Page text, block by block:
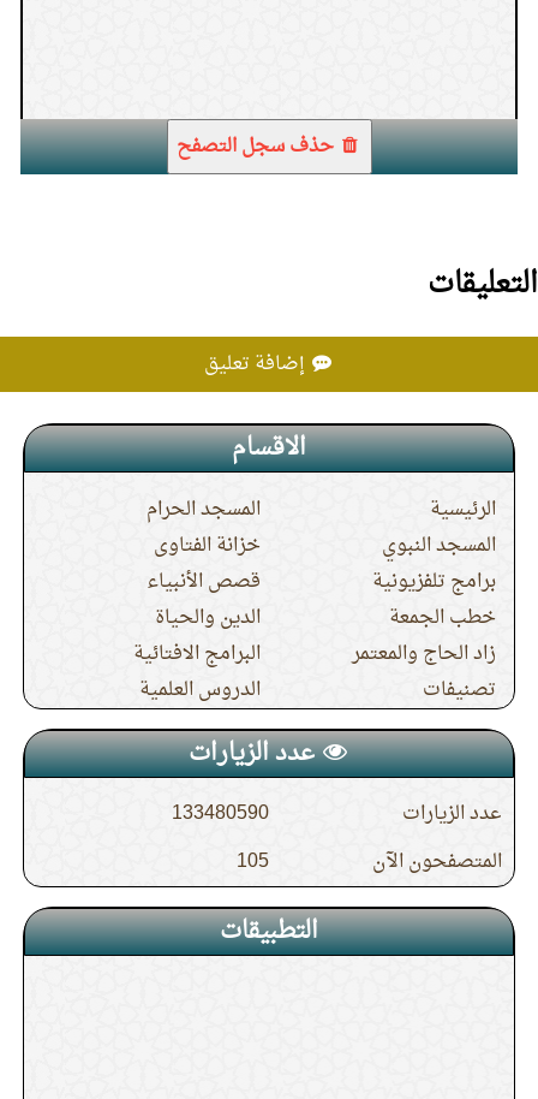
1. موضع القنوت في الصلاة
حذف سجل التصفح
التعليقات
إضافة تعليق
الاقسام
الرئيسية
المسجد الحرام
المسجد النبوي
خزانة الفتاوى
برامج تلفزيونية
قصص الأنبياء
خطب الجمعة
الدين والحياة
زاد الحاج والمعتمر
البرامج الافتائية
تصنيفات
الدروس العلمية
عدد الزيارات
عدد الزيارات
133480590
المتصفحون الآن
105
التطبيقات